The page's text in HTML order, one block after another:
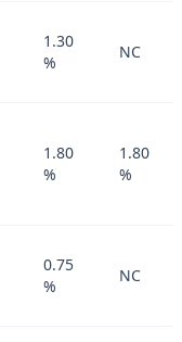
1.30
%
NC
1.80
%
1.80
%
0.75
%
NC